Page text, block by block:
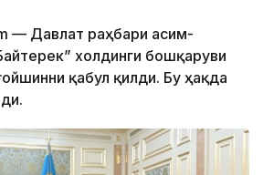
— Давлат раҳбари Қасим-
холдинги бошқаруви
қабул қилди. Бу ҳақда